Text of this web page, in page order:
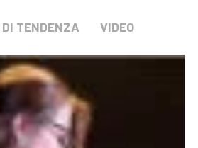
DI TENDENZA VIDEO